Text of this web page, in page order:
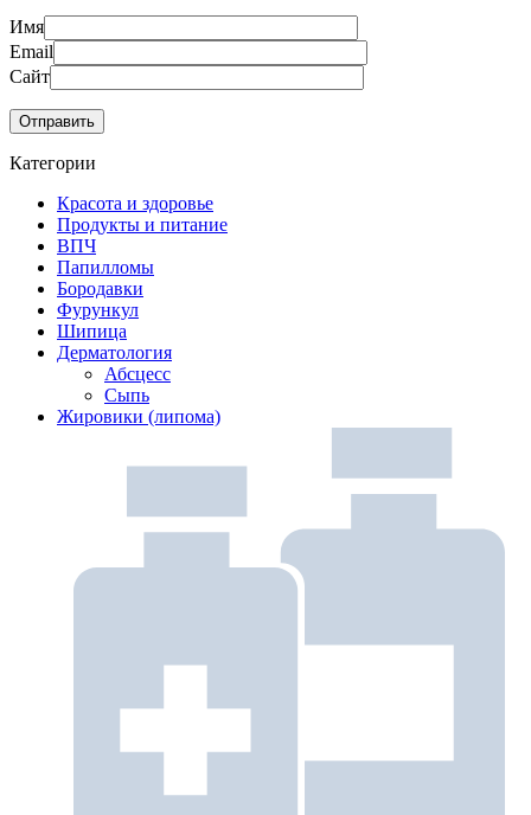
Имя
Email
Сайт
Категории
Красота и здоровье
Продукты и питание
ВПЧ
Папилломы
Бородавки
Фурункул
Шипица
Дерматология
Абсцесс
Сыпь
Жировики (липома)